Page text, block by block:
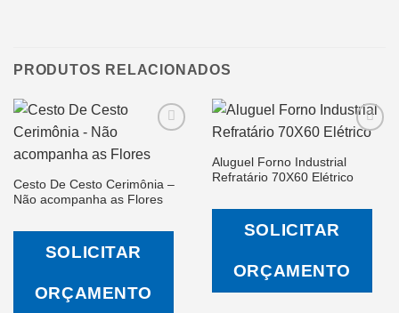
PRODUTOS RELACIONADOS
Salvar
na Lista
Cesto De Cesto Cerimônia –
Não acompanha as Flores
SOLICITAR
ORÇAMENTO
de
Aluguel Forno Industrial
Refratário 70X60 Elétrico
SOLICITAR
ORÇAMENTO